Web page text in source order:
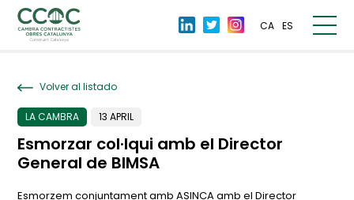
CA ES
Volver al listado
LA CAMBRA 13 APRIL
Esmorzar col·lqui amb el Director
General de BIMSA
Esmorzem conjuntament amb ASINCA amb el Director